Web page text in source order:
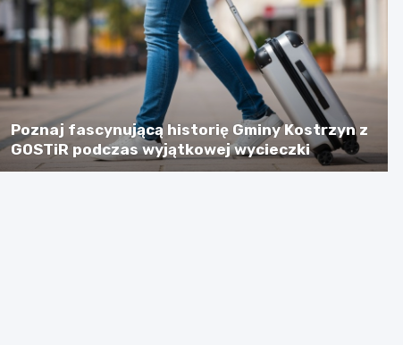
Poznaj fascynującą historię Gminy Kostrzyn z
GOSTiR podczas wyjątkowej wycieczki